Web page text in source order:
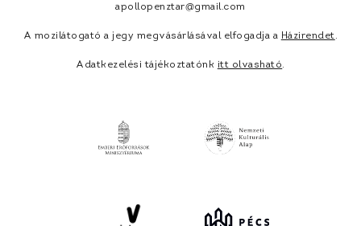
apollopenztar@gmail.com
A mozilátogató a jegy megvásárlásával elfogadja a Házirendet.
Adatkezelési tájékoztatónk itt olvasható.